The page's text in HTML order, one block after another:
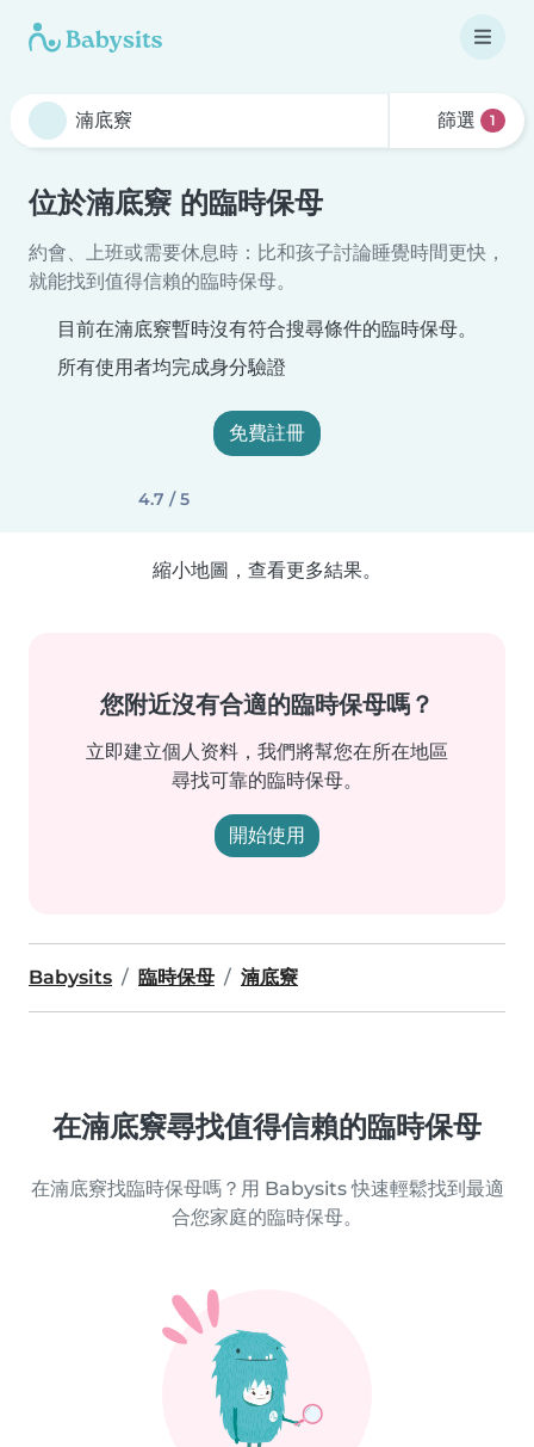
篩選 1
位於湳底竂 的臨時保母
約會、上班或需要休息時：比和孩子討論睡覺時間更快，
就能找到值得信賴的臨時保母。
目前在湳底竂暫時沒有符合搜尋條件的臨時保母。
所有使用者均完成身分驗證
免費註冊
4.7 / 5
縮小地圖，查看更多結果。
您附近沒有合適的臨時保母嗎？
立即建立個人资料，我們將幫您在所在地區
尋找可靠的臨時保母。
開始使用
Babysits 臨時保母 湳底竂
在湳底竂尋找值得信賴的臨時保母
在湳底竂找臨時保母嗎？用 Babysits 快速輕鬆找到最適
合您家庭的臨時保母。